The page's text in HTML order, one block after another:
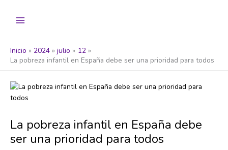
Inicio 2024 julio
12
La pobreza infantil en España debe ser una prioridad para todos
La pobreza infantil en España debe
ser una prioridad para todos